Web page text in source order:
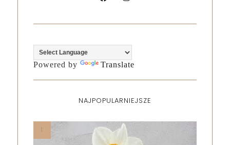
Powered by Translate
NAJPOPULARNIEJSZE